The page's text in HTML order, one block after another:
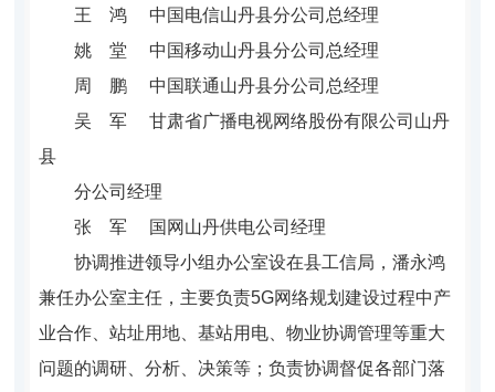
王 鸿 中国电信山丹县分公司总经理
姚 堂 中国移动山丹县分公司总经理
周 鹏 中国联通山丹县分公司总经理
吴 军 甘肃省广播电视网络股份有限公司山丹
县
分公司经理
张 军 国网山丹供电公司经理
协调推进领导小组办公室设在县工信局，潘永鸿
兼任办公室主任，主要负责5G网络规划建设过程中产
业合作、站址用地、基站用电、物业协调管理等重大
问题的调研、分析、决策等；负责协调督促各部门落